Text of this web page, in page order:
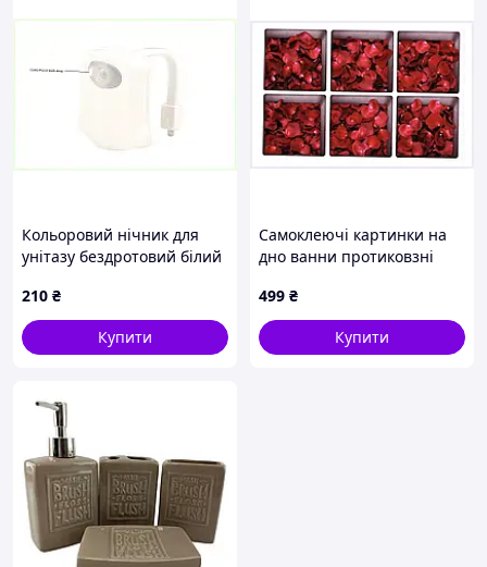
Кольоровий нічник для
унітазу бездротовий білий
210 ₴
Купити
Самоклеючі картинки на
дно ванни протиковзні
499 ₴
Купити